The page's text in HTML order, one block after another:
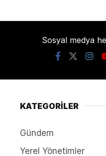
Sosyal medya
KATEGORİLER
Gündem
Yerel Yönetimler